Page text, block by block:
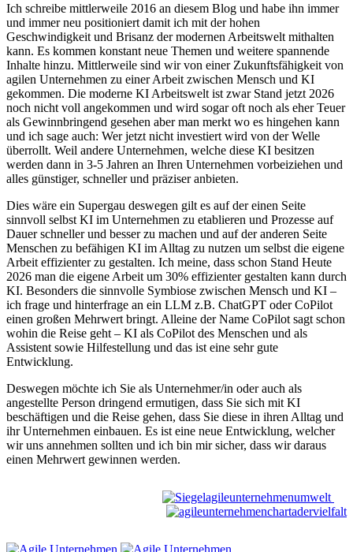
Ich schreibe mittlerweile 2016 an diesem Blog und habe ihn immer
und immer neu positioniert damit ich mit der hohen
Geschwindigkeit und Brisanz der modernen Arbeitswelt mithalten
kann. Es kommen konstant neue Themen und weitere spannende
Inhalte hinzu. Mittlerweile sind wir von einer Zukunftsfähigkeit von
agilen Unternehmen zu einer Arbeit zwischen Mensch und KI
gekommen. Die moderne KI Arbeitswelt ist zwar Stand jetzt 2026
noch nicht voll angekommen und wird sogar oft noch als eher Teuer
als Gewinnbringend gesehen aber man merkt wo es hingehen kann
und ich sage auch: Wer jetzt nicht investiert wird von der Welle
überrollt. Weil andere Unternehmen, welche diese KI besitzen
werden dann in 3-5 Jahren an Ihren Unternehmen vorbeiziehen und
alles günstiger, schneller und präziser anbieten.
Dies wäre ein Supergau deswegen gilt es auf der einen Seite
sinnvoll selbst KI im Unternehmen zu etablieren und Prozesse auf
Dauer schneller und besser zu machen und auf der anderen Seite
Menschen zu befähigen KI im Alltag zu nutzen um selbst die eigene
Arbeit effizienter zu gestalten. Ich meine, dass schon Stand Heute
2026 man die eigene Arbeit um 30% effizienter gestalten kann durch
KI. Besonders die sinnvolle Symbiose zwischen Mensch und KI –
ich frage und hinterfrage an ein LLM z.B. ChatGPT oder CoPilot
einen großen Mehrwert bringt. Alleine der Name CoPilot sagt schon
wohin die Reise geht – KI als CoPilot des Menschen und als
Assistent sowie Hilfestellung und das ist eine sehr gute
Entwicklung.
Deswegen möchte ich Sie als Unternehmer/in oder auch als
angestellte Person dringend ermutigen, dass Sie sich mit KI
beschäftigen und die Reise gehen, dass Sie diese in ihren Alltag und
ihr Unternehmen einbauen. Es ist eine neue Entwicklung, welcher
wir uns annehmen sollten und ich bin mir sicher, dass wir daraus
einen Mehrwert gewinnen werden.